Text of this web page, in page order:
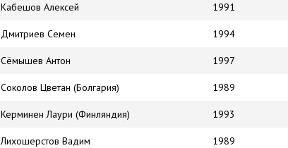
Кабешов Алексей 1991
Дмитриев Семен 1994
Сёмышев Антон 1997
Соколов Цветан (Болгария) 1989
Керминен Лаури (Финляндия) 1993
Лихошерстов Вадим 1989